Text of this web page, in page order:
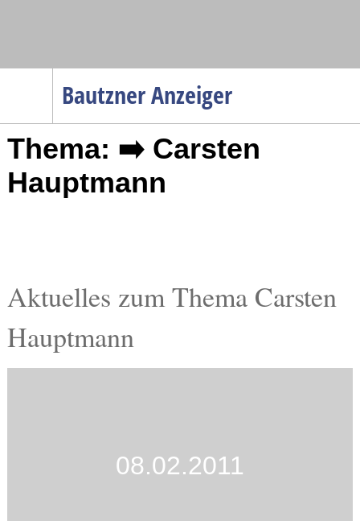
Bautzner Anzeiger
Menüpunkte
Startseite
Gesellschaft
Gesundheit
Kultur
Thema: ➡️ Carsten
Hauptmann
Aktuelles zum Thema Carsten
Hauptmann
08.02.2011